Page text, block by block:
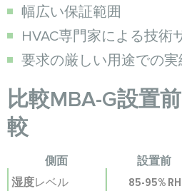
幅広い保証範囲
HVAC専門家による技術
要求の厳しい用途での実
比較MBA-G設置
較
側面 設置前
湿度レベル 85-95% RH